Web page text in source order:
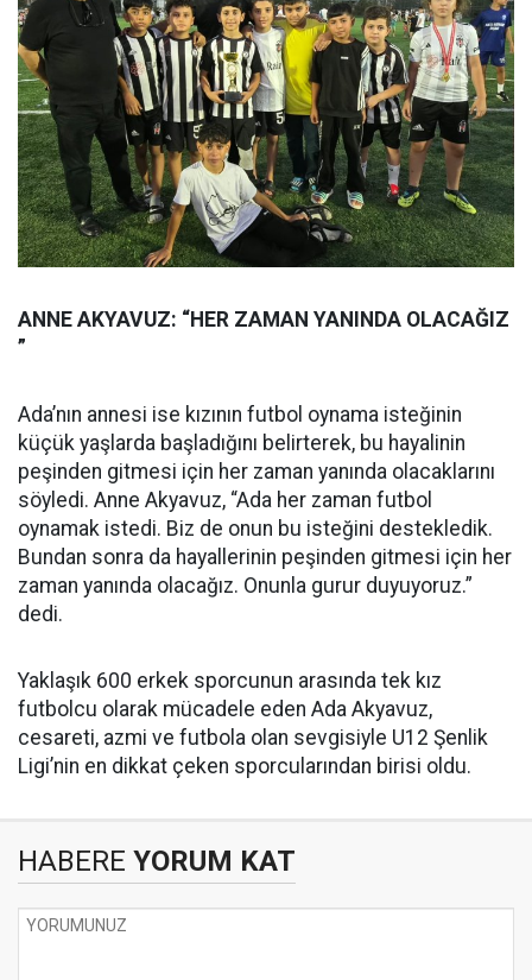
ANNE AKYAVUZ: “HER ZAMAN YANINDA OLACAĞIZ
”
Ada’nın annesi ise kızının futbol oynama isteğinin
küçük yaşlarda başladığını belirterek, bu hayalinin
peşinden gitmesi için her zaman yanında olacaklarını
söyledi. Anne Akyavuz, “Ada her zaman futbol
oynamak istedi. Biz de onun bu isteğini destekledik.
Bundan sonra da hayallerinin peşinden gitmesi için her
zaman yanında olacağız. Onunla gurur duyuyoruz.”
dedi.
Yaklaşık 600 erkek sporcunun arasında tek kız
futbolcu olarak mücadele eden Ada Akyavuz,
cesareti, azmi ve futbola olan sevgisiyle U12 Şenlik
Ligi’nin en dikkat çeken sporcularından birisi oldu.
HABERE YORUM KAT